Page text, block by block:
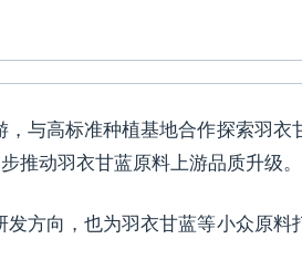
与高标准种植基地合作探索羽衣
推动羽衣甘蓝原料上游品质升级。
方向，也为羽衣甘蓝等小众原料